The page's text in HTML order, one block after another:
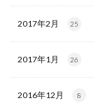
2017年2月 25
2017年1月 26
2016年12月 8